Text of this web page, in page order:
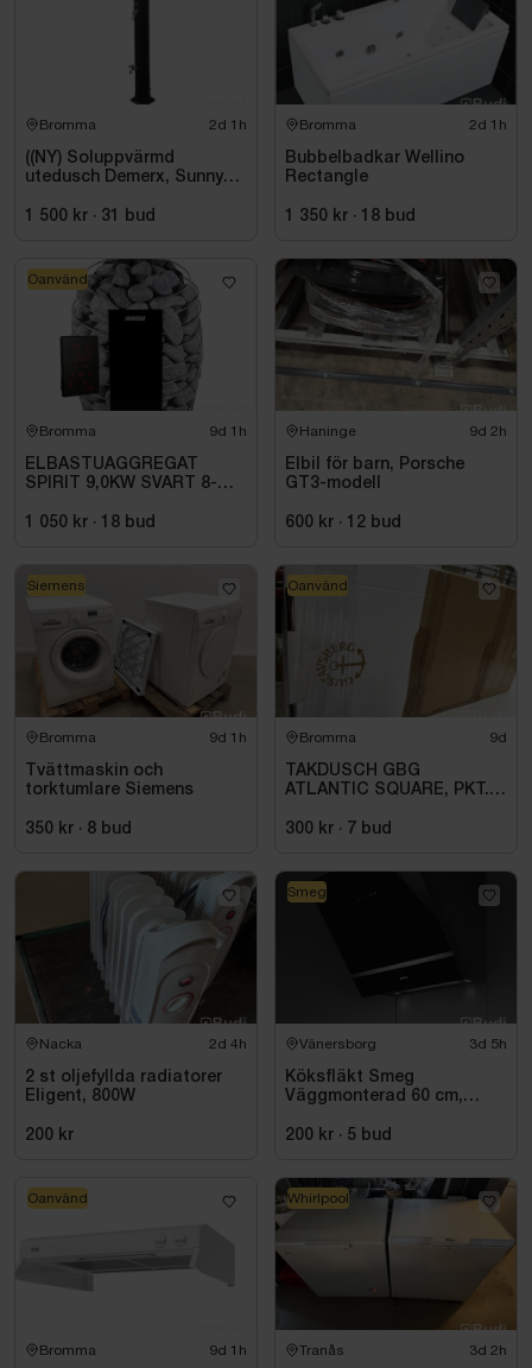
Bromma 2d 1h
((NY) Soluppvärmd
utedusch Demerx, Sunny
1 500 kr · 31 bud
Bromma 2d 1h
Bubbelbadkar Wellino
Rectangle
1 350 kr · 18 bud
Bromma 9d 1h
ELBASTUAGGREGAT
SPIRIT 9,0KW SVART 8-
INKL. XENIO WIFI
1 050 kr · 18 bud
Oanvänd
Haninge 9d 2h
Elbil för barn, Porsche
GT3-modell
600 kr · 12 bud
Bromma 9d 1h
Tvättmaskin och
torktumlare Siemens
350 kr · 8 bud
Siemens
Bromma 9d
TAKDUSCH GBG
ATLANTIC SQUARE, PKT.
KROM
300 kr · 7 bud
Oanvänd
Nacka 2d 4h
2 st oljefyllda radiatorer
Eligent, 800W
200 kr
Vänersborg 3d 5h
Köksfläkt Smeg
Väggmonterad 60 cm,
200 kr · 5 bud
Smeg
Bromma 9d 1h
Oanvänd
Tranås 3d 2h
Whirlpool